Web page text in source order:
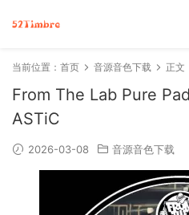
当前位置： 首页 音源音色下载 正文
From The Lab Pure
ASTiC
2026-03-08 音源音色下载